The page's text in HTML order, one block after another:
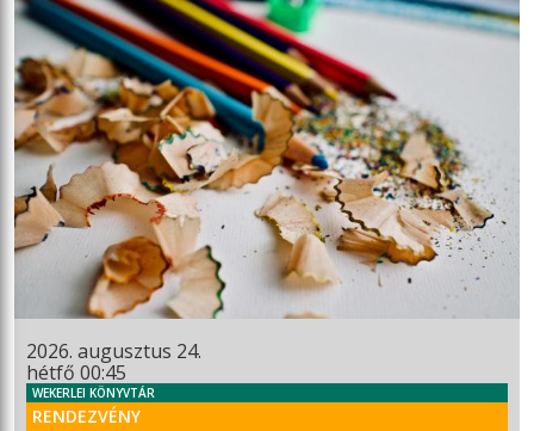
2026. augusztus 24.
hétfő 00:45
WEKERLEI KÖNYVTÁR
RENDEZVÉNY